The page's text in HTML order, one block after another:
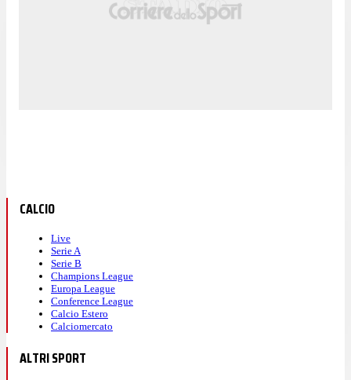
CALCIO
Live
Serie A
Serie B
Champions League
Europa League
Conference League
Calcio Estero
Calciomercato
ALTRI SPORT